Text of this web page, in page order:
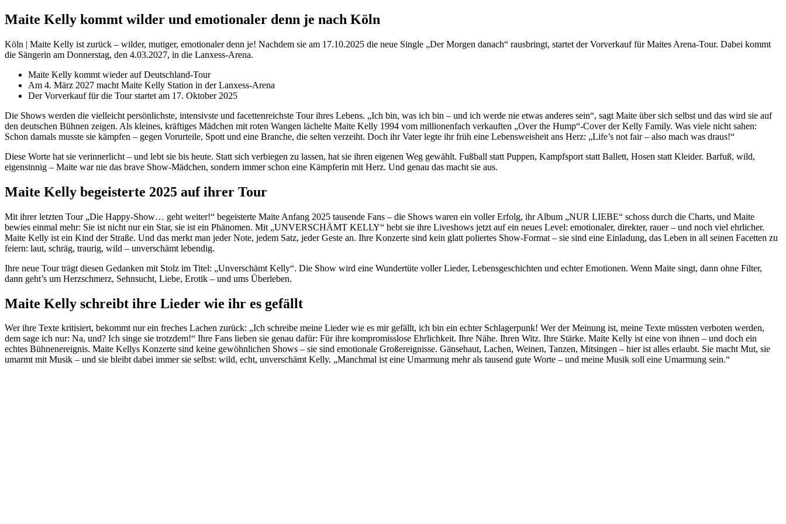
Maite Kelly kommt wilder und emotionaler denn je nach Köln
Köln | Maite Kelly ist zurück – wilder, mutiger, emotionaler denn je! Nachdem sie am 17.10.2025 die neue Single „Der Morgen danach“ rausbringt, startet der Vorverkauf für Maites Arena-Tour. Dabei kommt
die Sängerin am Donnerstag, den 4.03.2027, in die Lanxess-Arena.
Maite Kelly kommt wieder auf Deutschland-Tour
Am 4. März 2027 macht Maite Kelly Station in der Lanxess-Arena
Der Vorverkauf für die Tour startet am 17. Oktober 2025
Die Shows werden die vielleicht persönlichste, intensivste und facettenreichste Tour ihres Lebens. „Ich bin, was ich bin – und ich werde nie etwas anderes sein“, sagt Maite über sich selbst und das wird sie auf
den deutschen Bühnen zeigen. Als kleines, kräftiges Mädchen mit roten Wangen lächelte Maite Kelly 1994 vom millionenfach verkauften „Over the Hump“-Cover der Kelly Family. Was viele nicht sahen:
Schon damals musste sie kämpfen – gegen Vorurteile, Spott und eine Branche, die selten verzeiht. Doch ihr Vater legte ihr früh eine Lebensweisheit ans Herz: „Life’s not fair – also mach was draus!“
Diese Worte hat sie verinnerlicht – und lebt sie bis heute. Statt sich verbiegen zu lassen, hat sie ihren eigenen Weg gewählt. Fußball statt Puppen, Kampfsport statt Ballett, Hosen statt Kleider. Barfuß, wild,
eigensinnig – Maite war nie das brave Show-Mädchen, sondern immer schon eine Kämpferin mit Herz. Und genau das macht sie aus.
Maite Kelly begeisterte 2025 auf ihrer Tour
Mit ihrer letzten Tour „Die Happy-Show… geht weiter!“ begeisterte Maite Anfang 2025 tausende Fans – die Shows waren ein voller Erfolg, ihr Album „NUR LIEBE“ schoss durch die Charts, und Maite
bewies einmal mehr: Sie ist nicht nur ein Star, sie ist ein Phänomen. Mit „UNVERSCHÄMT KELLY“ hebt sie ihre Liveshows jetzt auf ein neues Level: emotionaler, direkter, rauer – und noch viel ehrlicher.
Maite Kelly ist ein Kind der Straße. Und das merkt man jeder Note, jedem Satz, jeder Geste an. Ihre Konzerte sind kein glatt poliertes Show-Format – sie sind eine Einladung, das Leben in all seinen Facetten zu
feiern: laut, schräg, traurig, wild – unverschämt lebendig.
Ihre neue Tour trägt diesen Gedanken mit Stolz im Titel: „Unverschämt Kelly“. Die Show wird eine Wundertüte voller Lieder, Lebensgeschichten und echter Emotionen. Wenn Maite singt, dann ohne Filter,
dann geht’s um Herzschmerz, Sehnsucht, Liebe, Erotik – und ums Überleben.
Maite Kelly schreibt ihre Lieder wie ihr es gefällt
Wer ihre Texte kritisiert, bekommt nur ein freches Lachen zurück: „Ich schreibe meine Lieder wie es mir gefällt, ich bin ein echter Schlagerpunk! Wer der Meinung ist, meine Texte müssten verboten werden,
dem sage ich nur: Na, und? Ich singe sie trotzdem!“ Ihre Fans lieben sie genau dafür: Für ihre kompromisslose Ehrlichkeit. Ihre Nähe. Ihren Witz. Ihre Stärke. Maite Kelly ist eine von ihnen – und doch ein
echtes Bühnenereignis. Maite Kellys Konzerte sind keine gewöhnlichen Shows – sie sind emotionale Großereignisse. Gänsehaut, Lachen, Weinen, Tanzen, Mitsingen – hier ist alles erlaubt. Sie macht Mut, sie
umarmt mit Musik – und sie bleibt dabei immer sie selbst: wild, echt, unverschämt Kelly. „Manchmal ist eine Umarmung mehr als tausend gute Worte – und meine Musik soll eine Umarmung sein.“